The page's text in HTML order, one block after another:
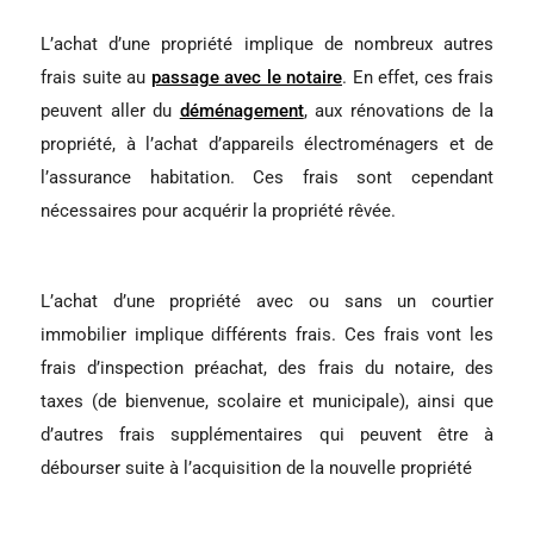
L’achat d’une propriété implique de nombreux autres
frais suite au passage avec le notaire. En effet, ces frais
peuvent aller du déménagement, aux rénovations de la
propriété, à l’achat d’appareils électroménagers et de
l’assurance habitation. Ces frais sont cependant
nécessaires pour acquérir la propriété rêvée.
L’achat d’une propriété avec ou sans un courtier
immobilier implique différents frais. Ces frais vont les
frais d’inspection préachat, des frais du notaire, des
taxes (de bienvenue, scolaire et municipale), ainsi que
d’autres frais supplémentaires qui peuvent être à
débourser suite à l’acquisition de la nouvelle propriété